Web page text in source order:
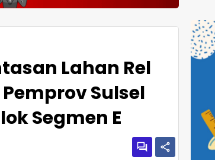
Lahan Rel
Sulsel
Segmen E